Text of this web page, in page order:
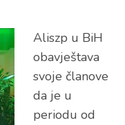
Aliszp u BiH
obavještava
svoje članove
da je u
periodu od